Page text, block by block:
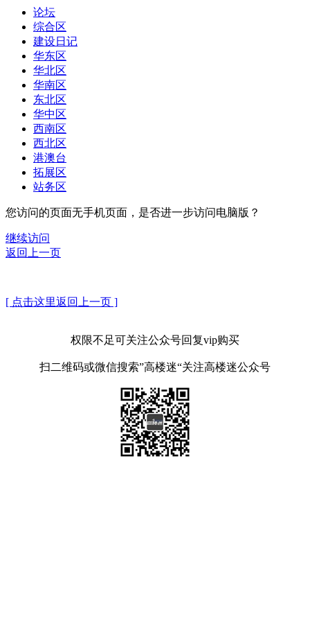
论坛
综合区
建设日记
华东区
华北区
华南区
东北区
华中区
西南区
西北区
港澳台
拓展区
站务区
您访问的页面无手机页面，是否进一步访问电脑版？
继续访问
返回上一页
[ 点击这里返回上一页 ]
权限不足可关注公众号回复vip购买
扫二维码或微信搜索”高楼迷“关注高楼迷公众号